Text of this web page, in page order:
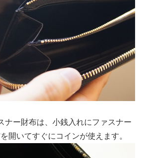
ナー財布は、小銭入れにファスナー
開いてすぐにコインが使えます。